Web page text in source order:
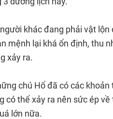
khác đang phải vật
mệnh lại khá ổn định, thu
xảy ra.
chú Hổ đã có các
có thể xảy ra nên sức ép
lớn nữa.